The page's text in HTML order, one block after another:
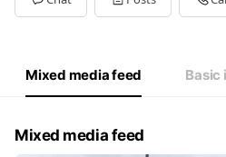
WedClosed
11:00 - 19:00
Mixed media feed Basic
Mixed media feed